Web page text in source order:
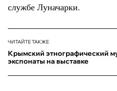
службе Луначарки.
ЧИТАЙТЕ ТАКЖЕ
Крымский этнографический
экспонаты на выставке